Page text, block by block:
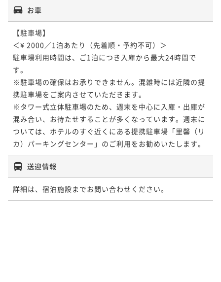
お車
【駐車場】
＜¥ 2000／1泊あたり（先着順・予約不可）＞
駐車場利用時間は、ご1泊につき入庫から最大24時間で
す。
※駐車場の確保はお承りできません。混雑時には近隣の提
携駐車場をご案内させていただきます。
※タワー式立体駐車場のため、週末を中心に入庫・出庫が
混み合い、お待たせすることが多くなっています。週末に
ついては、ホテルのすぐ近くにある提携駐車場「里馨（リ
カ）パーキングセンター」のご利用をお勧めいたします。
送迎情報
詳細は、宿泊施設までお問い合わせください。